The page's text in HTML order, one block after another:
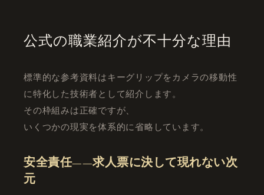
公式の職業紹介が不十分な理由
標準的な参考資料はキーグリップをカメラの移動性
に特化した技術者として紹介します。
その枠組みは正確ですが、
いくつかの現実を体系的に省略しています。
安全責任——求人票に決して現れない次
元